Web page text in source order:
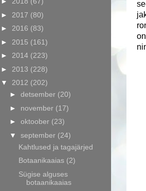
► 2017 (80)
► 2016 (83)
► 2015 (161)
► 2014 (223)
► 2013 (228)
▼ 2012 (202)
► detsember (20)
► november (17)
► oktoober (23)
▼ september (24)
Kahtlused ja tagajärjed
Botaanikaaias (2)
Sügise alguses
botaanikaaias